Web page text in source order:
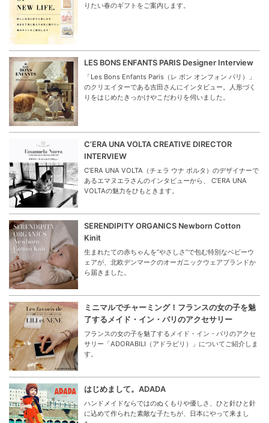
りたい春のギフトをご案内します。
LES BONS ENFANTS PARIS Designer Interview
「Les Bons Enfants Paris（レ ボン オンフォン パリ）」
のクリエイターである吉田さんにインタビュー。人形づく
りをはじめたきっかけやこだわりを伺いました。
C’ERA UNA VOLTA CREATIVE DIRECTOR
INTERVIEW
C’ERA UNA VOLTA（チェラ ウナ ボルタ）のデザイナーで
あるエマヌエラさんのインタビューから、 C’ERA UNA
VOLTAの魅力をひもときます。
SERENDIPITY ORGANICS Newborn Cotton
Kinit
生まれたての赤ちゃんを“やさしさ”で包む特別なベビーウ
ェアが、北欧デンマークのオーガニックウェアブランドか
ら届きました。
ミニマルでチャーミング！フランスの女の子を魅
了するメイド・イン・パリのアクセサリー
フランスの女の子を魅了するメイド・イン・パリのアクセ
サリー「ADORABILI（アドラビリ）」についてご紹介しま
す。
はじめまして。ADADA
ハンドメイドならではのぬくもりや優しさ、ひと針ひと針
に込めて作られた素敵な子たちが、日本にやって来まし